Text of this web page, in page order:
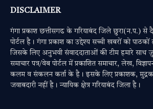
DISCLAIMER
गंगा प्रकाश छत्तीसगढ के गरियाबंद जिले छुरा(न.प.) से
पोर्टल है। गंगा प्रकाश का उद्देश्य सच्ची खबरों को
जिसके लिए अनुभवी संवाददाताओं की टीम हमारे साथ
समाचार पत्र/वेब पोर्टल में प्रकाशित समाचार, लेख,
कलम व संकलन कर्ता के है। इसके लिए प्रकाशक,
जवाबदारी नहीं है। न्यायिक क्षेत्र गरियाबंद जिला है।